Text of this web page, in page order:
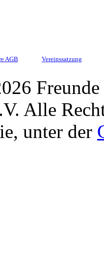
AGB Vereinssatzung
Alle
unter der